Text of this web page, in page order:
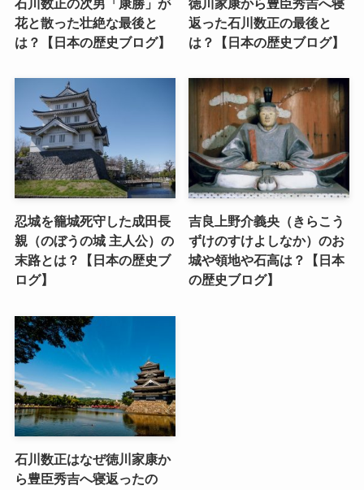
花と散った壮絶な最後と
は？【日本の歴史ブログ】
返った石川数正の最後と
は？【日本の歴史ブログ】
忍城を籠城死守した成田長
親（のぼうの城 主人公）の
末路とは？【日本の歴史ブ
ログ】
吉良上野介義央（きらこう
ずけのすけよしなか）のお
城や領地や石高は？【日本
の歴史ブログ】
石川数正はなぜ徳川家康か
ら豊臣秀吉へ寝返ったの